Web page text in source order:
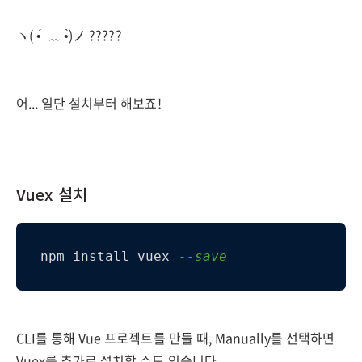
ヽ( •́ ﹏ •̀)ノ ?????
어... 일단 설치부터 해보죠!
Vuex 설치
npm install vuex --save
CLI를 통해 Vue 프로젝트를 만들 때, Manually를 선택하면